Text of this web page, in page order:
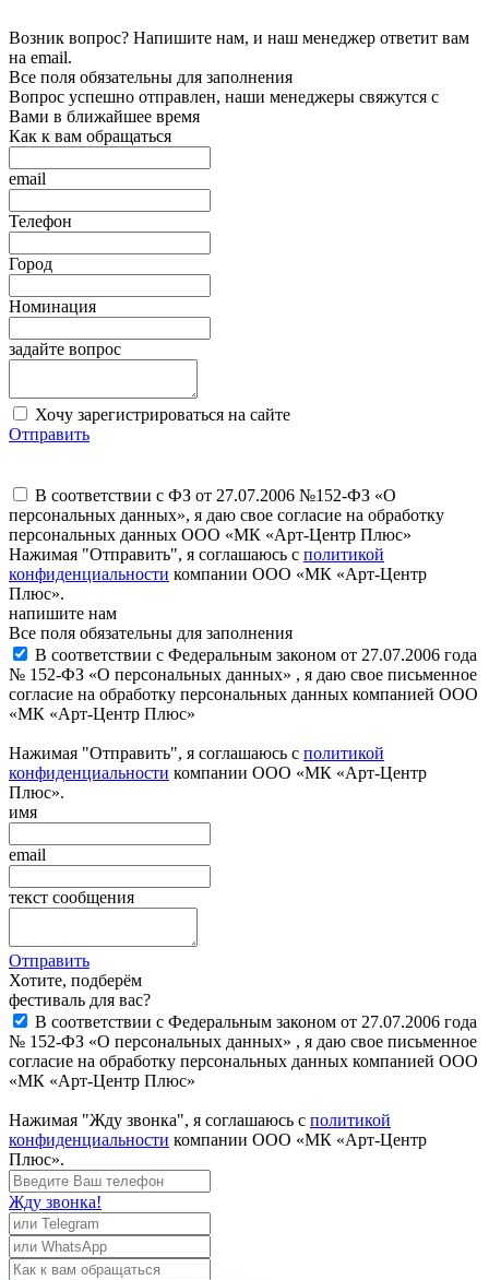
Возник вопрос? Напишите нам, и наш менеджер ответит вам
на email.
Все поля обязательны для заполнения
Вопрос успешно отправлен, наши менеджеры свяжутся с
Вами в ближайшее время
Как к вам обращаться
email
Телефон
Город
Номинация
задайте вопрос
Хочу зарегистрироваться на сайте
Отправить
В соответствии с ФЗ от 27.07.2006 №152-ФЗ «О
персональных данных», я даю свое согласие на обработку
персональных данных ООО «МК «Арт-Центр Плюс»
Нажимая "Отправить", я соглашаюсь с политикой
конфиденциальности компании ООО «МК «Арт-Центр
Плюс».
напишите нам
Все поля обязательны для заполнения
В соответствии с Федеральным законом от 27.07.2006 года
№ 152-ФЗ «О персональных данных» , я даю свое письменное
согласие на обработку персональных данных компанией ООО
«МК «Арт-Центр Плюс»
Нажимая "Отправить", я соглашаюсь с политикой
конфиденциальности компании ООО «МК «Арт-Центр
Плюс».
имя
email
текст сообщения
Отправить
Хотите, подберём
фестиваль для вас?
В соответствии с Федеральным законом от 27.07.2006 года
№ 152-ФЗ «О персональных данных» , я даю свое письменное
согласие на обработку персональных данных компанией ООО
«МК «Арт-Центр Плюс»
Нажимая "Жду звонка", я соглашаюсь с политикой
конфиденциальности компании ООО «МК «Арт-Центр
Плюс».
Жду звонка!